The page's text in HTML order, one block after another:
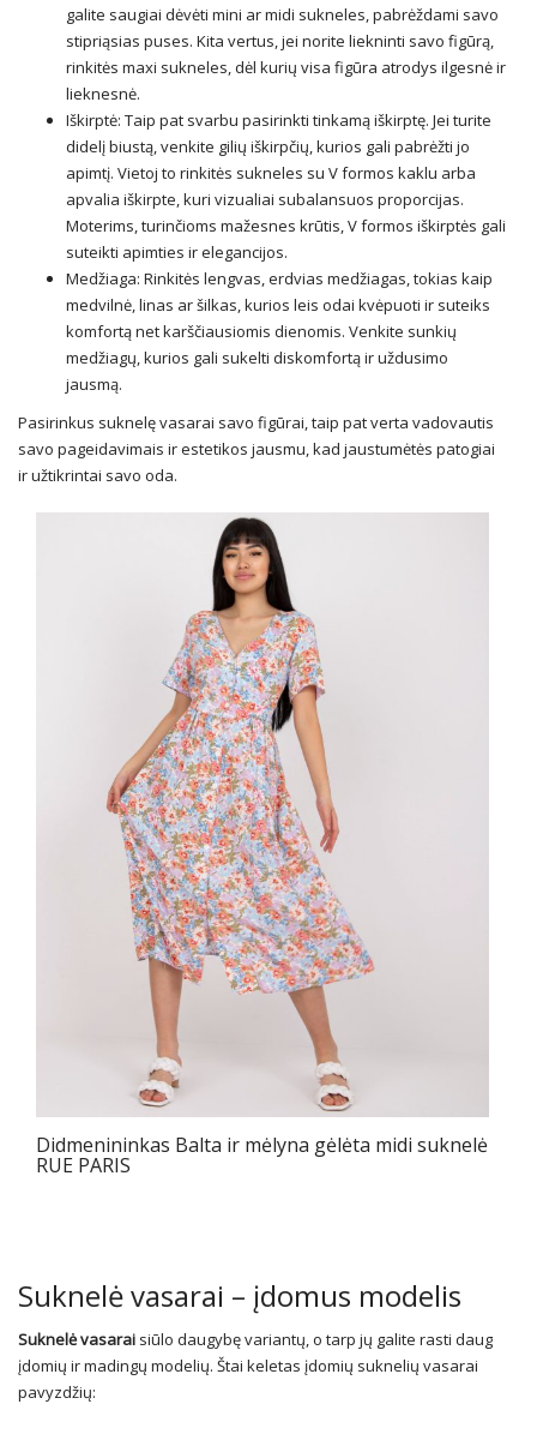
galite saugiai dėvėti mini ar midi sukneles, pabrėždami savo
stipriąsias puses. Kita vertus, jei norite liekninti savo figūrą,
rinkitės maxi sukneles, dėl kurių visa figūra atrodys ilgesnė ir
lieknesnė.
Iškirptė: Taip pat svarbu pasirinkti tinkamą iškirptę. Jei turite
didelį biustą, venkite gilių iškirpčių, kurios gali pabrėžti jo
apimtį. Vietoj to rinkitės sukneles su V formos kaklu arba
apvalia iškirpte, kuri vizualiai subalansuos proporcijas.
Moterims, turinčioms mažesnes krūtis, V formos iškirptės gali
suteikti apimties ir elegancijos.
Medžiaga: Rinkitės lengvas, erdvias medžiagas, tokias kaip
medvilnė, linas ar šilkas, kurios leis odai kvėpuoti ir suteiks
komfortą net karščiausiomis dienomis. Venkite sunkių
medžiagų, kurios gali sukelti diskomfortą ir uždusimo
jausmą.
Pasirinkus suknelę vasarai savo figūrai, taip pat verta vadovautis
savo pageidavimais ir estetikos jausmu, kad jaustumėtės patogiai
ir užtikrintai savo oda.
Didmenininkas Balta ir mėlyna gėlėta midi suknelė
RUE PARIS
Suknelė vasarai – įdomus modelis
Suknelė vasarai siūlo daugybę variantų, o tarp jų galite rasti daug
įdomių ir madingų modelių. Štai keletas įdomių suknelių vasarai
pavyzdžių: